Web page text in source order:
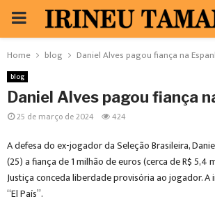
PRIMARY
MENU
Home blog Daniel Alves pagou fiança na
blog
Daniel Alves pagou fiança
25 de março de 2024 424
A defesa do ex-jogador da Seleção Brasileira,
(25) a fiança de 1 milhão de euros (cerca de R$ 5,4
Justiça conceda liberdade provisória ao jogador.
“El País”.